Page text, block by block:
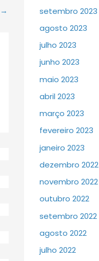
→
setembro 2023
agosto 2023
julho 2023
junho 2023
maio 2023
abril 2023
março 2023
fevereiro 2023
janeiro 2023
dezembro 2022
novembro 2022
outubro 2022
setembro 2022
agosto 2022
julho 2022